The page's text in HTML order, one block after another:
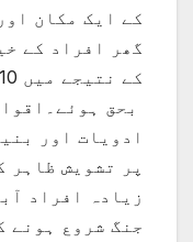
کے ایک مکان
گھر افراد کے
بحق
ادویات اور
زیادہ افراد
جنگ شروع ہونے